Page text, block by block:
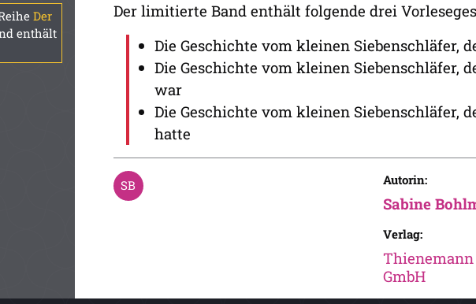
Der
enthält
Der limitierte Band enthält folgende drei
Die Geschichte vom kleinen Siebenschläfer,
Die Geschichte vom kleinen Siebenschläfer,
war
Die Geschichte vom kleinen Siebenschläfer,
hatte
Autorin:
Sabine
Verlag:
GmbH